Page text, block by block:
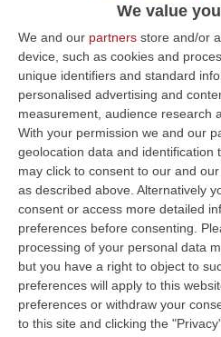
We value
We and our partners store and/or
device, such as cookies and
unique identifiers and standard
personalised advertising and
measurement, audience research
With your permission we and our
geolocation data and identification
may click to consent to our and
as described above. Alternatively
consent or access more detailed
preferences before consenting.
processing of your personal data
but you have a right to object to
preferences will apply to this
preferences or withdraw your
to this site and clicking the
Clicca e segui “Corriere della